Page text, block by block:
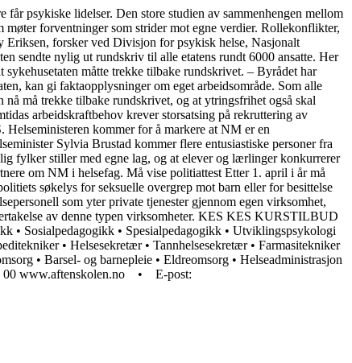
psykiske lidelser. Den store studien av sammenhengen mellom
møter forventninger som strider mot egne verdier. Rollekonflikter,
Eriksen, forsker ved Divisjon for psykisk helse, Nasjonalt
sendte nylig ut rundskriv til alle etatens rundt 6000 ansatte. Her
måtte trekke tilbake rundskrivet. – Byrådet har
kan gi faktaopplysninger om eget arbeidsområde. Som alle
nå må trekke tilbake rundskrivet, og at ytringsfrihet også skal
arbeidskraftbehov krever storsatsing på rekruttering av
kommer for å markere at NM er en
Sylvia Brustad kommer flere entusiastiske personer fra
fylker stiller med egne lag, og at elever og lærlinger konkurrerer
om NM i helsefag. Må vise politiattest Etter 1. april i år må
søkelys for seksuelle overgrep mot barn eller for besittelse
som yter private tjenester gjennom egen virksomhet,
av denne typen virksomheter. KES KES KURSTILBUD
• Sosialpedagogikk • Spesialpedagogikk • Utviklingspsykologi
• Helsesekretær • Tannhelsesekretær • Farmasitekniker
• Barsel- og barnepleie • Eldreomsorg • Helseadministrasjon
00 www.aftenskolen.no • E-post: